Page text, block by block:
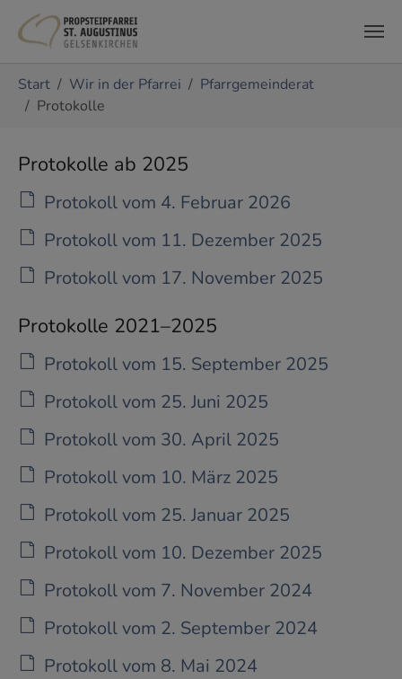
Start Wir in der Pfarrei
Pfarrgemeinderat
Protokolle
Protokolle ab 2025
Protokoll vom 4. Februar 2026
Protokoll vom 11. Dezember 2025
Protokoll vom 17. November 2025
Protokolle 2021–2025
Protokoll vom 15. September 2025
Protokoll vom 25. Juni 2025
Protokoll vom 30. April 2025
Protokoll vom 10. März 2025
Protokoll vom 25. Januar 2025
Protokoll vom 10. Dezember 2025
Protokoll vom 7. November 2024
Protokoll vom 2. September 2024
Protokoll vom 8. Mai 2024